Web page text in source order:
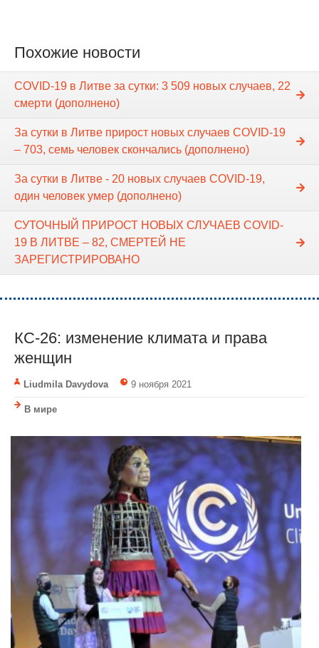
Похожие новости
COVID-19 в Литве за сутки: 3 509 новых случаев, 22
смерти (дополнено)
За сутки в Литве прирост новых случаев COVID-19
– 703, семь человек скончались (дополнено)
За сутки в Литве - 20 новых случаев COVID-19,
один человек умер (дополнено)
СУТОЧНЫЙ ПРИРОСТ НОВЫХ СЛУЧАЕВ COVID-
19 В ЛИТВЕ – 82, СМЕРТЕЙ НЕ
ЗАРЕГИСТРИРОВАНО
КС-26: изменение климата и права
женщин
Liudmila Davydova 9 ноября 2021
В мире